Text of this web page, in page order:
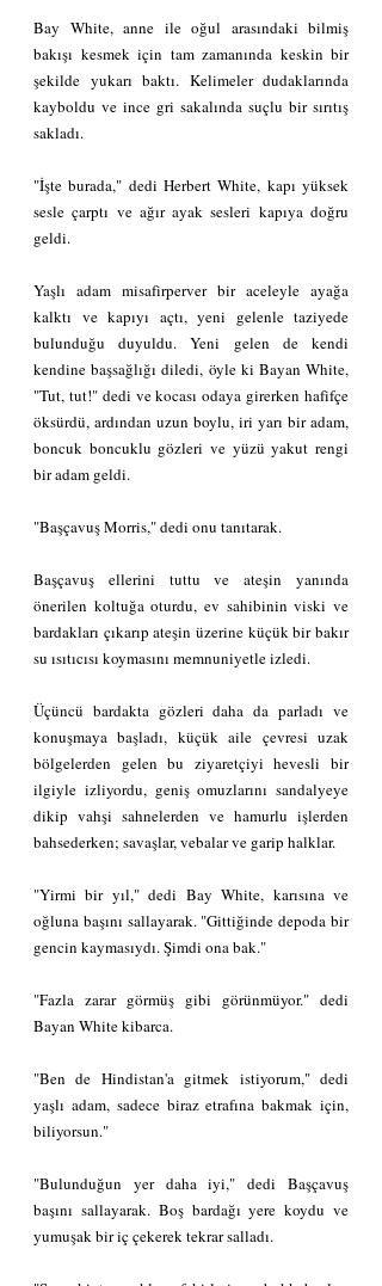
Bay White, anne ile oğul arasındaki bilmiş
bakışı kesmek için tam zamanında keskin bir
şekilde yukarı baktı. Kelimeler dudaklarında
kayboldu ve ince gri sakalında suçlu bir sırıtış
sakladı.
"İşte burada," dedi Herbert White, kapı yüksek
sesle çarptı ve ağır ayak sesleri kapıya doğru
geldi.
Yaşlı adam misafirperver bir aceleyle ayağa
kalktı ve kapıyı açtı, yeni gelenle taziyede
bulunduğu duyuldu. Yeni gelen de kendi
kendine başsağlığı diledi, öyle ki Bayan White,
"Tut, tut!" dedi ve kocası odaya girerken hafifçe
öksürdü, ardından uzun boylu, iri yarı bir adam,
boncuk boncuklu gözleri ve yüzü yakut rengi
bir adam geldi.
"Başçavuş Morris," dedi onu tanıtarak.
Başçavuş ellerini tuttu ve ateşin yanında
önerilen koltuğa oturdu, ev sahibinin viski ve
bardakları çıkarıp ateşin üzerine küçük bir bakır
su ısıtıcısı koymasını memnuniyetle izledi.
Üçüncü bardakta gözleri daha da parladı ve
konuşmaya başladı, küçük aile çevresi uzak
bölgelerden gelen bu ziyaretçiyi hevesli bir
ilgiyle izliyordu, geniş omuzlarını sandalyeye
dikip vahşi sahnelerden ve hamurlu işlerden
bahsederken; savaşlar, vebalar ve garip halklar.
"Yirmi bir yıl," dedi Bay White, karısına ve
oğluna başını sallayarak. "Gittiğinde depoda bir
gencin kaymasıydı. Şimdi ona bak."
"Fazla zarar görmüş gibi görünmüyor." dedi
Bayan White kibarca.
"Ben de Hindistan'a gitmek istiyorum," dedi
yaşlı adam, sadece biraz etrafına bakmak için,
biliyorsun."
"Bulunduğun yer daha iyi," dedi Başçavuş
başını sallayarak. Boş bardağı yere koydu ve
yumuşak bir iç çekerek tekrar salladı.